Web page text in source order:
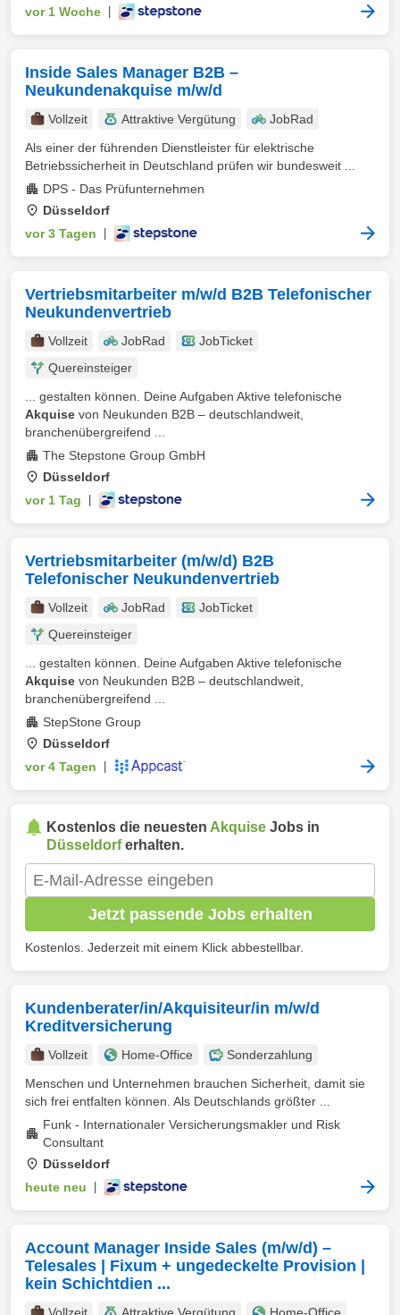
vor 1 Woche
Inside Sales Manager B2B –
Neukundenakquise m/w/d
Vollzeit Attraktive Vergütung
JobRad
Als einer der führenden Dienstleister für elektrische
Betriebssicherheit in Deutschland prüfen wir bundesweit ...
DPS - Das Prüfunternehmen
Düsseldorf
vor 3 Tagen
Vertriebsmitarbeiter m/w/d B2B Telefonischer
Neukundenvertrieb
Vollzeit JobRad
JobTicket
Quereinsteiger
... gestalten können. Deine Aufgaben Aktive telefonische
Akquise von Neukunden B2B – deutschlandweit,
branchenübergreifend ...
The Stepstone Group GmbH
Düsseldorf
vor 1 Tag
Vertriebsmitarbeiter (m/w/d) B2B
Telefonischer Neukundenvertrieb
Vollzeit JobRad
JobTicket
Quereinsteiger
... gestalten können. Deine Aufgaben Aktive telefonische
Akquise von Neukunden B2B – deutschlandweit,
branchenübergreifend ...
StepStone Group
Düsseldorf
vor 4 Tagen
Kostenlos die neuesten Akquise Jobs in
Düsseldorferhalten.
Jetzt passende Jobs erhalten
Kostenlos. Jederzeit mit einem Klick abbestellbar.
Kundenberater/in/Akquisiteur/in m/w/d
Kreditversicherung
Vollzeit Home-Office
Sonderzahlung
Menschen und Unternehmen brauchen Sicherheit, damit sie
sich frei entfalten können. Als Deutschlands größter ...
Funk - Internationaler Versicherungsmakler und Risk
Consultant
Düsseldorf
heute neu
Account Manager Inside Sales (m/w/d) –
Telesales | Fixum + ungedeckelte Provision |
kein Schichtdien ...